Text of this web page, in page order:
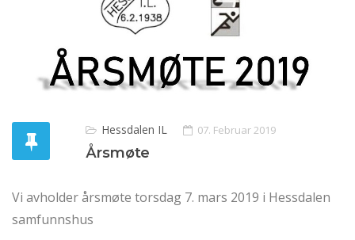
Hessdalen IL 07. Februar 2019
Årsmøte
Vi avholder årsmøte torsdag 7. mars 2019 i Hessdalen
samfunnshus